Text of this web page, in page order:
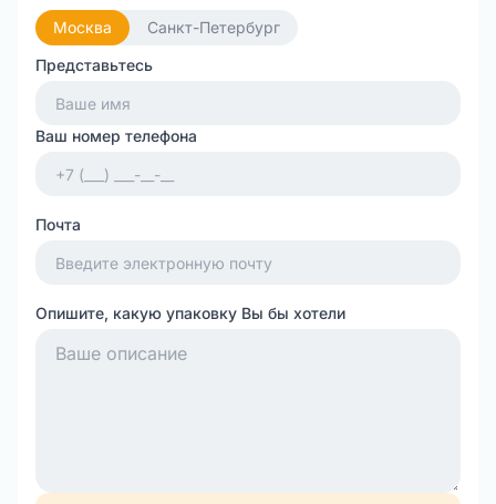
Москва
Санкт-Петербург
Представьтесь
Ваш номер телефона
Почта
Опишите, какую упаковку Вы бы хотели